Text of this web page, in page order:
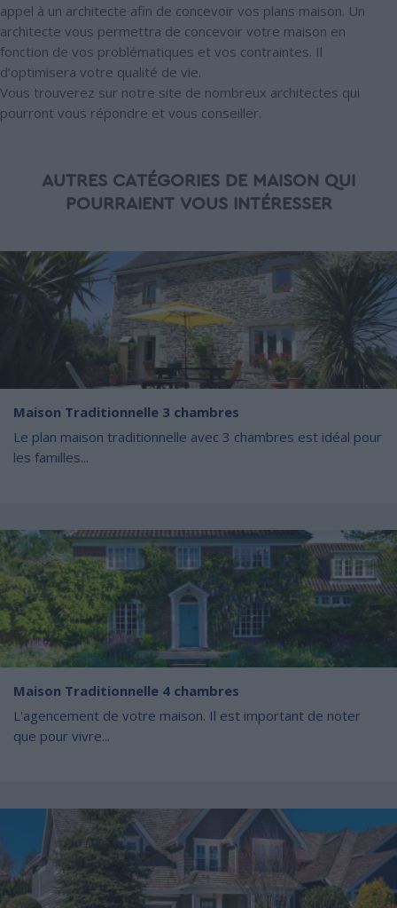
appel à un architecte afin de concevoir vos plans maison. Un
architecte vous permettra de concevoir votre maison en
fonction de vos problématiques et vos contraintes. Il
d’optimisera votre qualité de vie.
Vous trouverez sur notre site de nombreux architectes qui
pourront vous répondre et vous conseiller.
AUTRES CATÉGORIES DE MAISON QUI
POURRAIENT VOUS INTÉRESSER
Maison Traditionnelle 3 chambres
Le plan maison traditionnelle avec 3 chambres est idéal pour
les familles...
Maison Traditionnelle 4 chambres
L'agencement de votre maison. Il est important de noter
que pour vivre...